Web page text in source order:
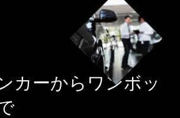
カーからワンボッ